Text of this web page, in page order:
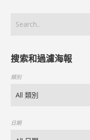
搜索和過濾海報
類別
日期